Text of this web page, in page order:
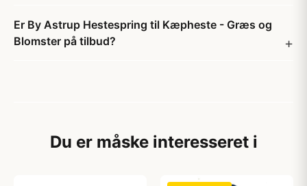
Er By Astrup Hestespring til Kæpheste - Græs og
Blomster på tilbud?
Du er måske interesseret i